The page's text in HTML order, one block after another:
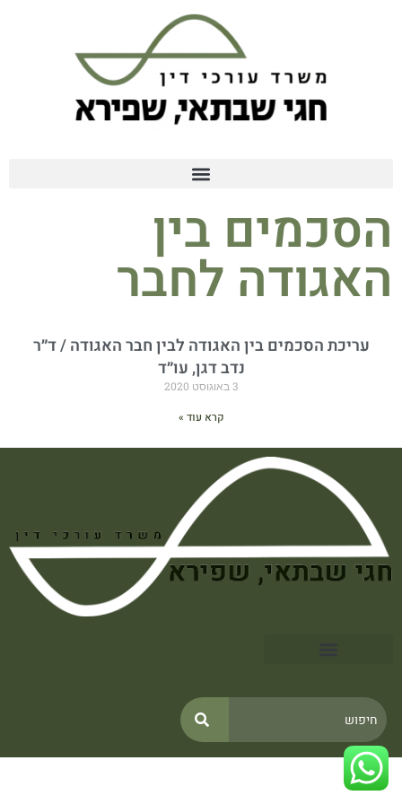
הסכמים בין
האגודה לחבר
עריכת הסכמים בין האגודה לבין חבר האגודה / ד״ר
נדב דגן, עו״ד
3 באוגוסט 2020
קרא עוד »